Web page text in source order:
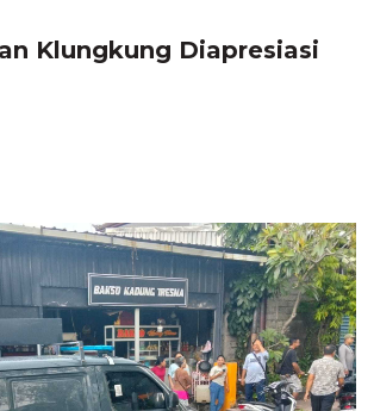
Klungkung Diapresiasi